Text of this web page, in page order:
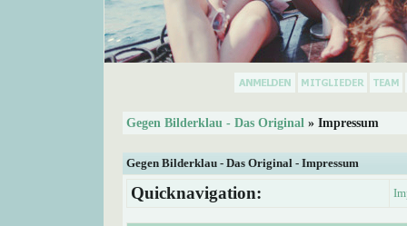
Gegen Bilderklau - Das Original » Impressum
Gegen Bilderklau - Das Original - Impressum
Quicknavigation: